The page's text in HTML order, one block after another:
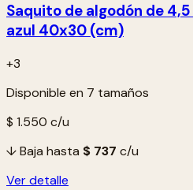
Saquito de algodón de
azul 40x30 (cm)
+3
Disponible en 7 tamaños
$ 1.550 c/u
↓ Baja hasta $ 737 c/u
Ver detalle